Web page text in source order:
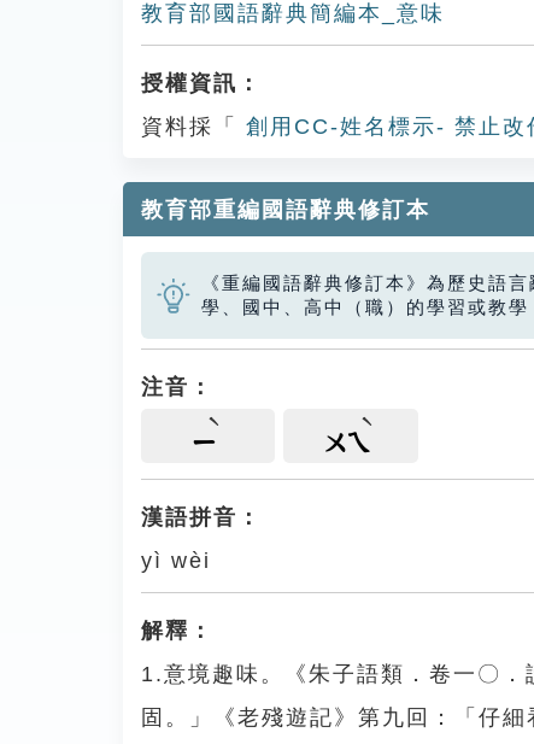
教育部國語辭典簡編本_意味
授權資訊：
資料採「
創用CC-姓名標示- 禁止
教育部重編國語辭典修訂本
《重編國語辭典修訂本》為歷史語
學、國中、高中（職）的學習或教
注音：
ㄧ ㄨㄟ
漢語拼音：
yì wèi
解釋：
1.意境趣味。《朱子語類．卷一〇
固。」《老殘遊記》第九回：「仔